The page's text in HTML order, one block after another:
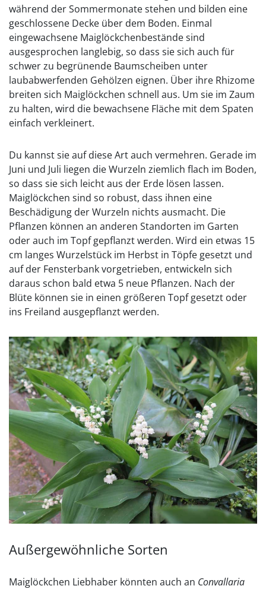
während der Sommermonate stehen und bilden eine
geschlossene Decke über dem Boden. Einmal
eingewachsene Maiglöckchenbestände sind
ausgesprochen langlebig, so dass sie sich auch für
schwer zu begrünende Baumscheiben unter
laubabwerfenden Gehölzen eignen. Über ihre Rhizome
breiten sich Maiglöckchen schnell aus. Um sie im Zaum
zu halten, wird die bewachsene Fläche mit dem Spaten
einfach verkleinert.
Du kannst sie auf diese Art auch vermehren. Gerade im
Juni und Juli liegen die Wurzeln ziemlich flach im Boden,
so dass sie sich leicht aus der Erde lösen lassen.
Maiglöckchen sind so robust, dass ihnen eine
Beschädigung der Wurzeln nichts ausmacht. Die
Pflanzen können an anderen Standorten im Garten
oder auch im Topf gepflanzt werden. Wird ein etwas 15
cm langes Wurzelstück im Herbst in Töpfe gesetzt und
auf der Fensterbank vorgetrieben, entwickeln sich
daraus schon bald etwa 5 neue Pflanzen. Nach der
Blüte können sie in einen größeren Topf gesetzt oder
ins Freiland ausgepflanzt werden.
Außergewöhnliche Sorten
Maiglöckchen Liebhaber könnten auch an Convallaria